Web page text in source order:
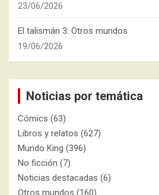
23/06/2026
El talismán 3: Otros mundos
19/06/2026
Noticias por temática
Cómics (63)
Libros y relatos (627)
Mundo King (396)
No ficción (7)
Noticias destacadas (6)
Otros mundos (160)